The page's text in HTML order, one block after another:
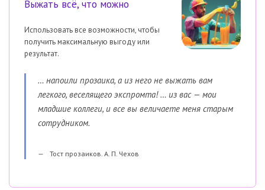
Выжать всё, что можно
Использовать все возможности, чтобы
получить максимальную выгоду или
результат.
… напоили прозаика, а из него не выжать вам
легкого, веселящего экспромта! … из вас — мои
младшие коллеги, и все вы величаете меня старым
сотрудником.
Тост прозаиков. А. П. Чехов